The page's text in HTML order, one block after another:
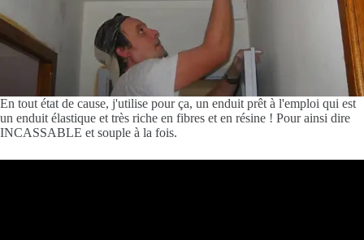
En tout état de cause, j'utilise pour ça, un enduit prêt à l'emploi qui est
un enduit élastique et très riche en fibres et en résine ! Pour ainsi dire
INCASSABLE et souple à la fois.